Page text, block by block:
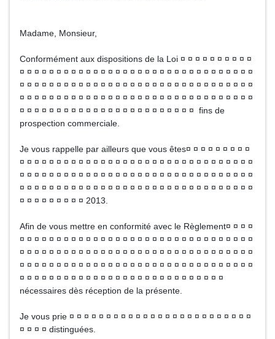
Madame, Monsieur,
Conformément aux dispositions de la Loi ¤ ¤ ¤ ¤ ¤ ¤ ¤ ¤ ¤ ¤
¤ ¤ ¤ ¤ ¤ ¤ ¤ ¤ ¤ ¤ ¤ ¤ ¤ ¤ ¤ ¤ ¤ ¤ ¤ ¤ ¤ ¤ ¤ ¤ ¤ ¤ ¤ ¤ ¤ ¤ ¤ ¤
¤ ¤ ¤ ¤ ¤ ¤ ¤ ¤ ¤ ¤ ¤ ¤ ¤ ¤ ¤ ¤ ¤ ¤ ¤ ¤ ¤ ¤ ¤ ¤ ¤ ¤ ¤ ¤ ¤ ¤ ¤ ¤
¤ ¤ ¤ ¤ ¤ ¤ ¤ ¤ ¤ ¤ ¤ ¤ ¤ ¤ ¤ ¤ ¤ ¤ ¤ ¤ ¤ ¤ ¤ ¤ ¤ ¤ ¤ ¤ ¤ ¤ ¤ ¤
¤ ¤ ¤ ¤ ¤ ¤ ¤ ¤ ¤ ¤ ¤ ¤ ¤ ¤ ¤ ¤ ¤ ¤ ¤ ¤ ¤ ¤ ¤ ¤ fins de
prospection commerciale.
Je vous rappelle par ailleurs que vous êtes¤ ¤ ¤ ¤ ¤ ¤ ¤ ¤ ¤
¤ ¤ ¤ ¤ ¤ ¤ ¤ ¤ ¤ ¤ ¤ ¤ ¤ ¤ ¤ ¤ ¤ ¤ ¤ ¤ ¤ ¤ ¤ ¤ ¤ ¤ ¤ ¤ ¤ ¤ ¤ ¤
¤ ¤ ¤ ¤ ¤ ¤ ¤ ¤ ¤ ¤ ¤ ¤ ¤ ¤ ¤ ¤ ¤ ¤ ¤ ¤ ¤ ¤ ¤ ¤ ¤ ¤ ¤ ¤ ¤ ¤ ¤ ¤
¤ ¤ ¤ ¤ ¤ ¤ ¤ ¤ ¤ ¤ ¤ ¤ ¤ ¤ ¤ ¤ ¤ ¤ ¤ ¤ ¤ ¤ ¤ ¤ ¤ ¤ ¤ ¤ ¤ ¤ ¤ ¤
¤ ¤ ¤ ¤ ¤ ¤ ¤ ¤ ¤ 2013.
Afin de vous mettre en conformité avec le Règlement¤ ¤ ¤ ¤
¤ ¤ ¤ ¤ ¤ ¤ ¤ ¤ ¤ ¤ ¤ ¤ ¤ ¤ ¤ ¤ ¤ ¤ ¤ ¤ ¤ ¤ ¤ ¤ ¤ ¤ ¤ ¤ ¤ ¤ ¤ ¤
¤ ¤ ¤ ¤ ¤ ¤ ¤ ¤ ¤ ¤ ¤ ¤ ¤ ¤ ¤ ¤ ¤ ¤ ¤ ¤ ¤ ¤ ¤ ¤ ¤ ¤ ¤ ¤ ¤ ¤ ¤ ¤
¤ ¤ ¤ ¤ ¤ ¤ ¤ ¤ ¤ ¤ ¤ ¤ ¤ ¤ ¤ ¤ ¤ ¤ ¤ ¤ ¤ ¤ ¤ ¤ ¤ ¤ ¤ ¤ ¤ ¤ ¤ ¤
¤ ¤ ¤ ¤ ¤ ¤ ¤ ¤ ¤ ¤ ¤ ¤ ¤ ¤ ¤ ¤ ¤ ¤ ¤ ¤ ¤ ¤ ¤ ¤ ¤ ¤ ¤ ¤
nécessaires dès réception de la présente.
Je vous prie ¤ ¤ ¤ ¤ ¤ ¤ ¤ ¤ ¤ ¤ ¤ ¤ ¤ ¤ ¤ ¤ ¤ ¤ ¤ ¤ ¤ ¤ ¤ ¤ ¤
¤ ¤ ¤ ¤ distinguées.